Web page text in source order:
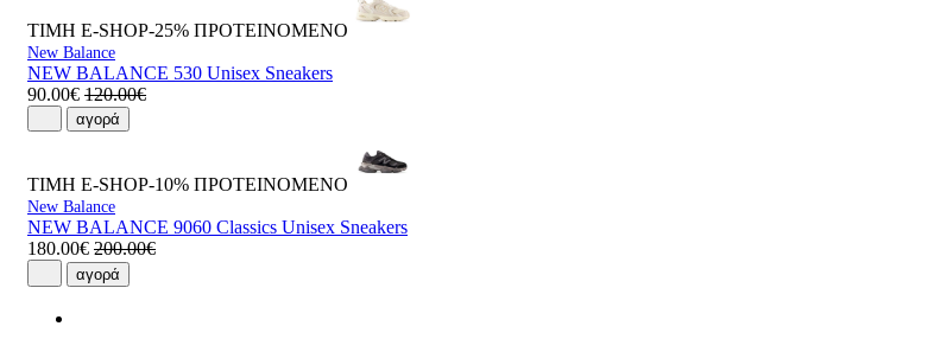
ΤΙΜΗ E-SHOP-25% ΠΡΟΤΕΙΝΟΜΕΝΟ
New Balance
NEW BALANCE 530 Unisex Sneakers
90.00€ 120.00€
αγορά
ΤΙΜΗ E-SHOP-10% ΠΡΟΤΕΙΝΟΜΕΝΟ
New Balance
NEW BALANCE 9060 Classics Unisex Sneakers
180.00€ 200.00€
αγορά